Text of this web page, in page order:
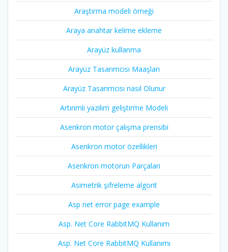
Araştırma modeli örneği
Araya anahtar kelime ekleme
Arayüz kullanma
Arayüz Tasarımcısı Maaşları
Arayüz Tasarımcısı nasıl Olunur
Artırımlı yazılım geliştirme Modeli
Asenkron motor çalışma prensibi
Asenkron motor özellikleri
Asenkron motorun Parçaları
Asimetrik şifreleme algorit
Asp net error page example
Asp. Net Core RabbitMQ Kullanım
Asp. Net Core RabbitMQ Kullanımı